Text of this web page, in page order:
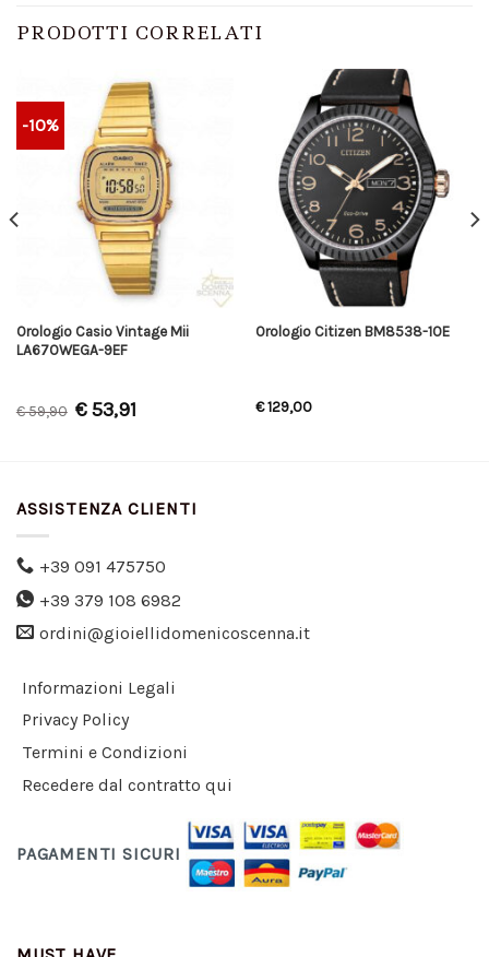
PRODOTTI CORRELATI
-10%
Orologio Casio Vintage Mii
LA670WEGA-9EF
€59,90 €53,91
Orologio Citizen BM8538-10E
€129,00
ASSISTENZA CLIENTI
+39 091 475750
+39 379 108 6982
ordini@gioiellidomenicoscenna.it
Informazioni Legali
Privacy Policy
Termini e Condizioni
Recedere dal contratto qui
PAGAMENTI SICURI